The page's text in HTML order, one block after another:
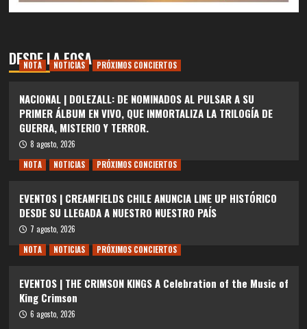
DESDE LA FOSA
NOTA NOTICIAS PRÓXIMOS CONCIERTOS
NACIONAL | DOLEZALL: DE NOMINADOS AL PULSAR A SU
PRIMER ÁLBUM EN VIVO, QUE INMORTALIZA LA TRILOGÍA DE
GUERRA, MISTERIO Y TERROR.
8 agosto, 2026
NOTA
NOTICIAS PRÓXIMOS CONCIERTOS
EVENTOS | CREAMFIELDS CHILE ANUNCIA LINE UP HISTÓRICO
DESDE SU LLEGADA A NUESTRO NUESTRO PAÍS
7 agosto, 2026
NOTA
NOTICIAS PRÓXIMOS CONCIERTOS
EVENTOS | THE CRIMSON KINGS A Celebration of the Music of
King Crimson
6 agosto, 2026